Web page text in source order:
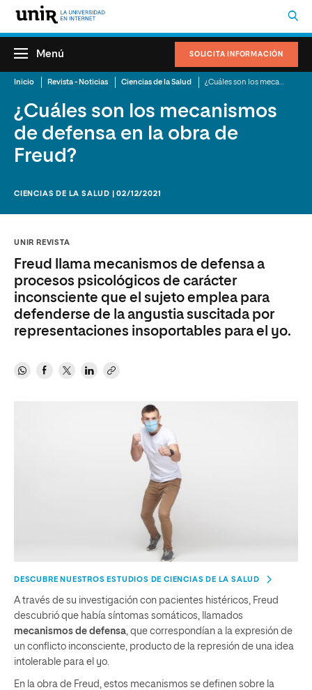
SOLICITA INFORMACIÓN
Menú
Inicio Revista - Noticias Ciencias de la Salud
¿Cuáles son los mecanismos
de defensa en la obra de
Freud?
CIENCIAS DE LA SALUD | 02/12/2021
UNIR REVISTA
Freud llama mecanismos de defensa a
procesos psicológicos de carácter
inconsciente que el sujeto emplea para
defenderse de la angustia suscitada por
representaciones insoportables para el yo.
DESCUBRE NUESTROS ESTUDIOS DE CIENCIAS DE LA SALUD
A través de su investigación con pacientes histéricos, Freud
descubrió que había síntomas somáticos, llamados
mecanismos de defensa , que correspondían a la expresión de
un conflicto inconsciente, producto de la represión de una idea
intolerable para el yo.
En la obra de Freud, estos mecanismos se definen sobre la